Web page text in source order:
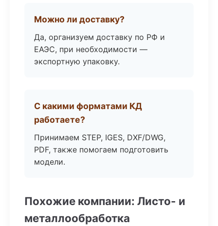
Можно ли доставку?
Да, организуем доставку по РФ и
ЕАЭС, при необходимости —
экспортную упаковку.
С какими форматами КД
работаете?
Принимаем STEP, IGES, DXF/DWG,
PDF, также помогаем подготовить
модели.
Похожие компании: Листо- и
металлообработка